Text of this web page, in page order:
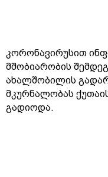
კორონავირუსით
მშობიარობის
ახალშობილის
მკურნალობას
გადიოდა.